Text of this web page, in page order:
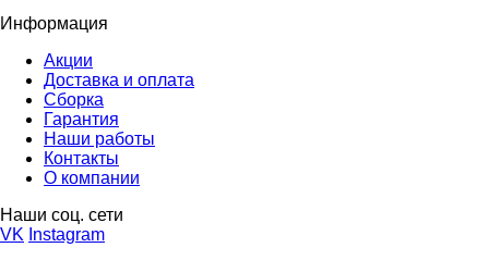
Информация
Акции
Доставка и оплата
Сборка
Гарантия
Наши работы
Контакты
О компании
Наши соц. сети
VK Instagram